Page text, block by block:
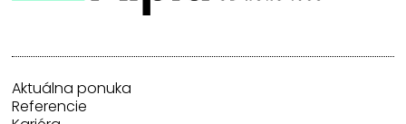
Aktuálna ponuka
Referencie